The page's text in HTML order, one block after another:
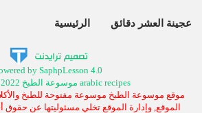
عجينة العشر دقائق الرئيسية
by SaphpLesson 4.0
© 2005 - 2022 موسوعة الطبخ arabic recipes
موقع موسوعة الطبخ موسوعة مفتوحة للطبخ
الموقع, وإدارة الموقع تخلي مسئوليتها عن